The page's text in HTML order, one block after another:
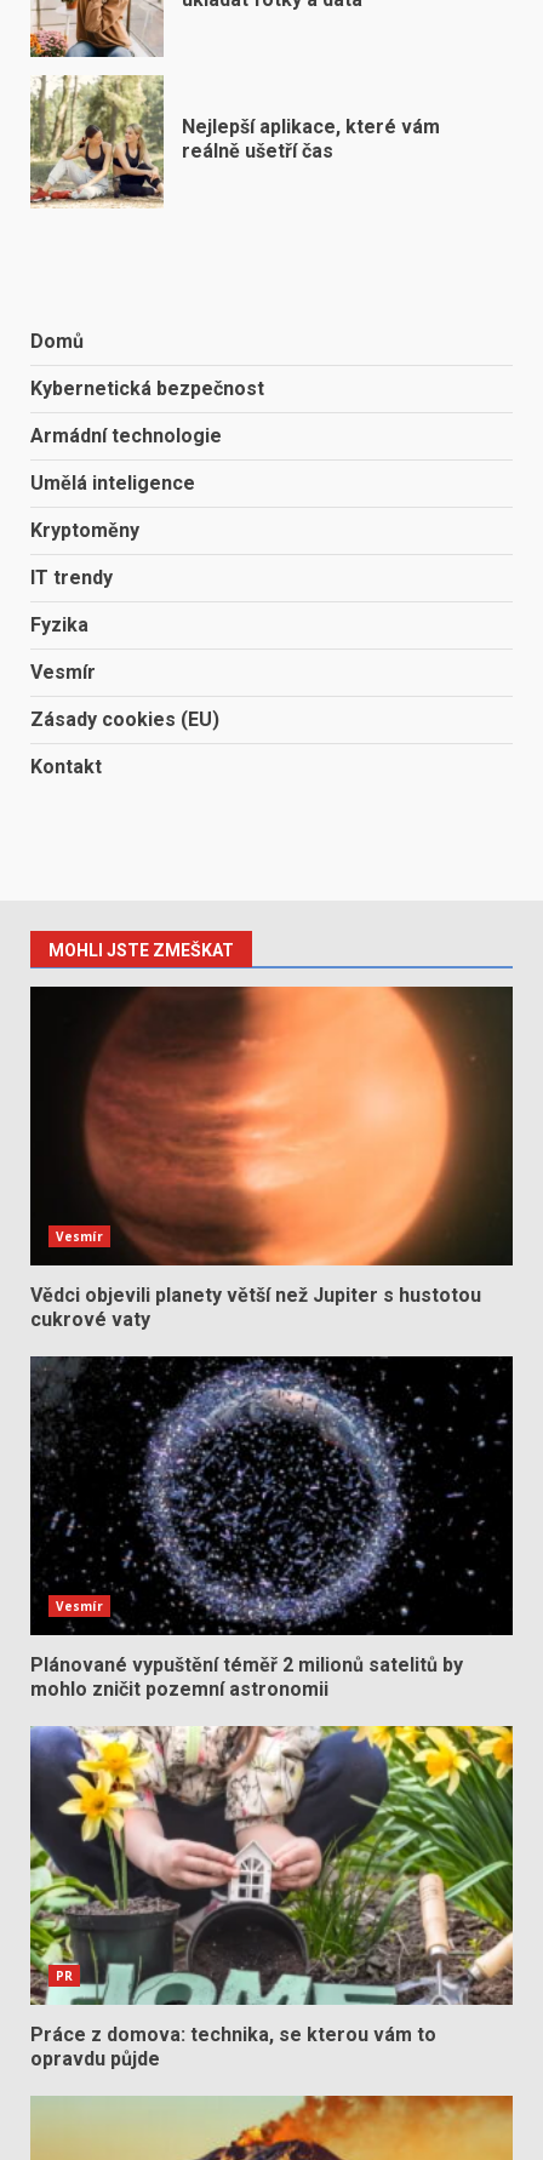
Nejlepší aplikace, které vám
reálně ušetří čas
Domů
Kybernetická bezpečnost
Armádní technologie
Umělá inteligence
Kryptoměny
IT trendy
Fyzika
Vesmír
Zásady cookies (EU)
Kontakt
MOHLI JSTE ZMEŠKAT
Vesmír
Vědci objevili planety větší než Jupiter s hustotou
cukrové vaty
Vesmír
Plánované vypuštění téměř 2 milionů satelitů by
mohlo zničit pozemní astronomii
PR
Práce z domova: technika, se kterou vám to
opravdu půjde